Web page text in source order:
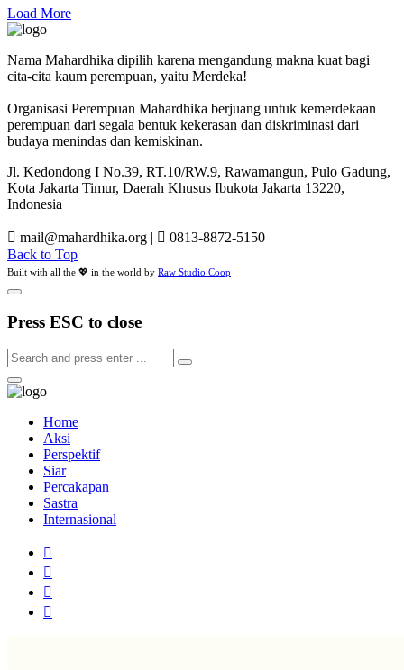
Load More
Nama Mahardhika dipilih karena mengandung makna kuat bagi
cita-cita kaum perempuan, yaitu Merdeka!
Organisasi Perempuan Mahardhika berjuang untuk kemerdekaan
perempuan dari segala bentuk kekerasan dan diskriminasi dari
budaya menindas dan kemiskinan.
Jl. Kedondong I No.39, RT.10/RW.9, Rawamangun, Pulo Gadung,
Kota Jakarta Timur, Daerah Khusus Ibukota Jakarta 13220,
Indonesia
mail@mahardhika.org |
0813-8872-5150
Back to Top
Built with all the 💖 in the world by Raw Studio Coop
Press ESC to close
Home
Aksi
Perspektif
Siar
Percakapan
Sastra
Internasional